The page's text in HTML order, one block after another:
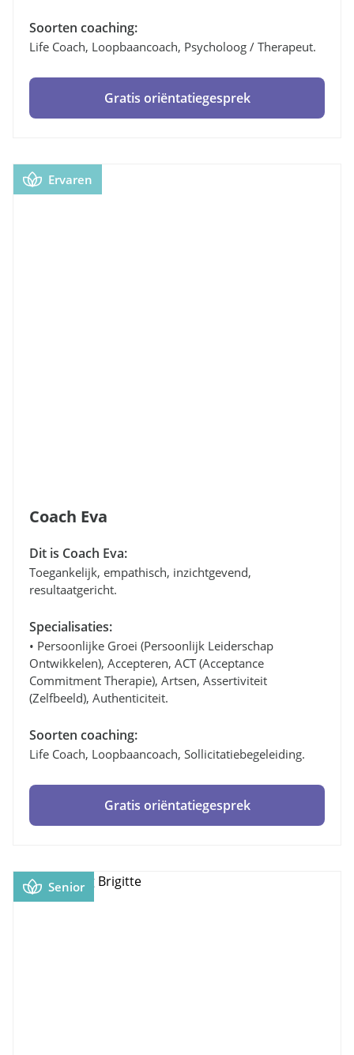
Soorten coaching:
Life Coach, Loopbaancoach, Psycholoog / Therapeut.
Gratis oriëntatiegesprek
Ervaren
Coach Eva
Dit is Coach Eva:
Toegankelijk, empathisch, inzichtgevend,
resultaatgericht.
Specialisaties:
• Persoonlijke Groei (persoonlijk Leiderschap
Ontwikkelen), Accepteren, ACT (Acceptance
Commitment Therapie), Artsen, Assertiviteit
(zelfbeeld), Authenticiteit.
Soorten coaching:
Life Coach, Loopbaancoach, Sollicitatiebegeleiding.
Gratis oriëntatiegesprek
Senior